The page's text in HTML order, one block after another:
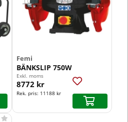
Femi
BÄNKSLIP 750W
Exkl. moms
8772 kr
Rek. pris: 11188 kr
